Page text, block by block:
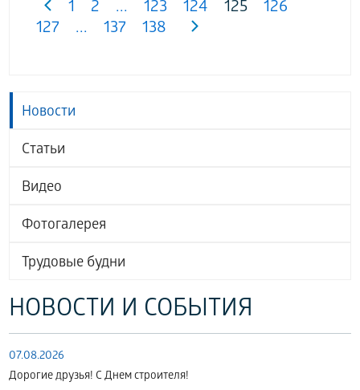
Новости
Статьи
Видео
Фотогалерея
Трудовые будни
НОВОСТИ И СОБЫТИЯ
07.08.2026
Дорогие друзья! С Днем строителя!
1 2 ... 123 124 125
126
127
... 137 138